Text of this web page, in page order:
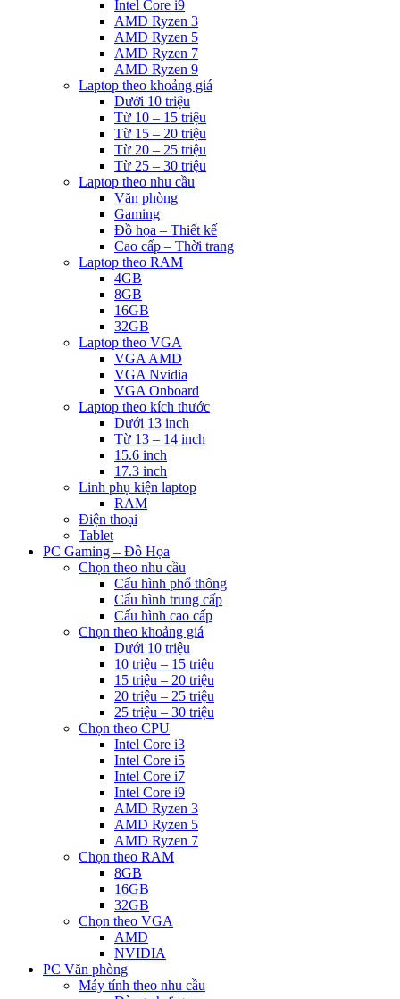
Intel Core i9
AMD Ryzen 3
AMD Ryzen 5
AMD Ryzen 7
AMD Ryzen 9
Laptop theo khoảng giá
Dưới 10 triệu
Từ 10 – 15 triệu
Từ 15 – 20 triệu
Từ 20 – 25 triệu
Từ 25 – 30 triệu
Laptop theo nhu cầu
Văn phòng
Gaming
Đồ họa – Thiết kế
Cao cấp – Thời trang
Laptop theo RAM
4GB
8GB
16GB
32GB
Laptop theo VGA
VGA AMD
VGA Nvidia
VGA Onboard
Laptop theo kích thước
Dưới 13 inch
Từ 13 – 14 inch
15.6 inch
17.3 inch
Linh phụ kiện laptop
RAM
Điện thoại
Tablet
PC Gaming – Đồ Họa
Chọn theo nhu cầu
Cấu hình phổ thông
Cấu hình trung cấp
Cấu hình cao cấp
Chọn theo khoảng giá
Dưới 10 triệu
10 triệu – 15 triệu
15 triệu – 20 triệu
20 triệu – 25 triệu
25 triệu – 30 triệu
Chọn theo CPU
Intel Core i3
Intel Core i5
Intel Core i7
Intel Core i9
AMD Ryzen 3
AMD Ryzen 5
AMD Ryzen 7
Chọn theo RAM
8GB
16GB
32GB
Chọn theo VGA
AMD
NVIDIA
PC Văn phòng
Máy tính theo nhu cầu